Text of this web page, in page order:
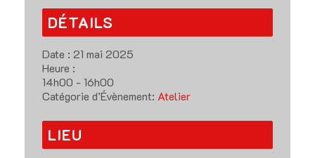
DÉTAILS
Date : 21 mai 2025
Heure :
14h00 - 16h00
Catégorie d’Évènement: Atelier
LIEU